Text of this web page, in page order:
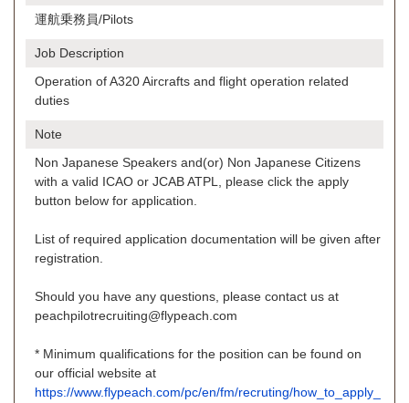
運航乗務員/Pilots
Job Description
Operation of A320 Aircrafts and flight operation related
duties
Note
Non Japanese Speakers and(or) Non Japanese Citizens
with a valid ICAO or JCAB ATPL, please click the apply
button below for application.
List of required application documentation will be given after
registration.
Should you have any questions, please contact us at
peachpilotrecruiting@flypeach.com
* Minimum qualifications for the position can be found on
our official website at
https://www.flypeach.com/pc/en/fm/recruting/how_to_apply_